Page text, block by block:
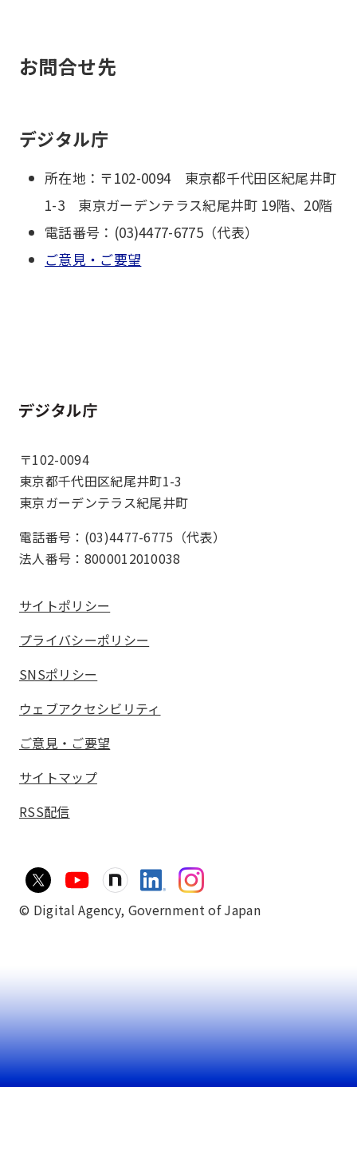
お問合せ先
デジタル庁
所在地：〒102-0094 東京都千代田区紀尾井町
1-3 東京ガーデンテラス紀尾井町 19階、20階
電話番号：(03)4477-6775（代表）
ご意見・ご要望
ホーム
〒102-0094
東京都千代田区紀尾井町1-3
東京ガーデンテラス紀尾井町
電話番号：(03)4477-6775（代表）
法人番号：8000012010038
サイトポリシー
プライバシーポリシー
SNSポリシー
ウェブアクセシビリティ
ご意見・ご要望
サイトマップ
RSS配信
© Digital Agency, Government of Japan